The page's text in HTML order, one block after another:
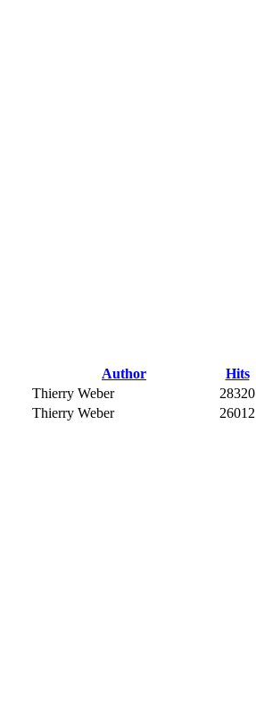
Author
Hits
Thierry Weber
28320
Thierry Weber 26012